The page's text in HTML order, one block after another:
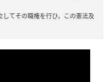
てその職権を行ひ，この憲法及